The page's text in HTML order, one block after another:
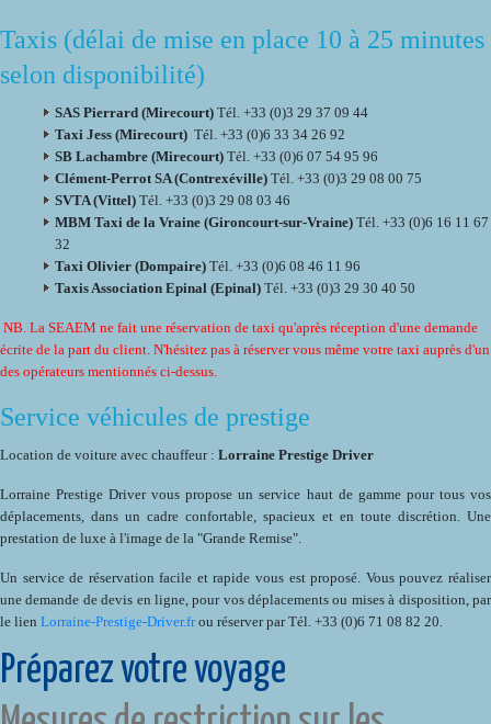
Taxis (délai de mise en place 10 à 25 minutes
selon disponibilité)
SAS Pierrard (Mirecourt) Tél. +33 (0)3 29 37 09 44
Taxi Jess (Mirecourt) Tél. +33 (0)6 33 34 26 92
SB Lachambre (Mirecourt) Tél. +33 (0)6 07 54 95 96
Clément-Perrot SA (Contrexéville) Tél. +33 (0)3 29 08 00 75
SVTA (Vittel) Tél. +33 (0)3 29 08 03 46
MBM Taxi de la Vraine (Gironcourt-sur-Vraine) Tél. +33 (0)6 16 11 67
32
Taxi Olivier (Dompaire) Tél. +33 (0)6 08 46 11 96
Taxis Association Epinal (Epinal) Tél. +33 (0)3 29 30 40 50
NB. La SEAEM ne fait une réservation de taxi qu'après réception d'une demande
écrite de la part du client. N'hésitez pas à réserver vous même votre taxi auprès d'un
des opérateurs mentionnés ci-dessus.
Service véhicules de prestige
Location de voiture avec chauffeur : Lorraine Prestige Driver
Lorraine Prestige Driver vous propose un service haut de gamme pour tous vos
déplacements, dans un cadre confortable, spacieux et en toute discrétion. Une
prestation de luxe à l'image de la "Grande Remise".
Un service de réservation facile et rapide vous est proposé. Vous pouvez réaliser
une demande de devis en ligne, pour vos déplacements ou mises à disposition, par
le lien Lorraine-Prestige-Driver.frou réserver par Tél. +33 (0)6 71 08 82 20.
Préparez votre voyage